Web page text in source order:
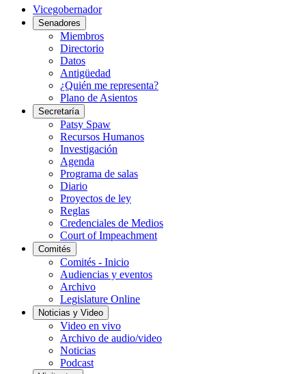
Vicegobernador
Senadores
Miembros
Directorio
Datos
Antigüedad
¿Quién me representa?
Plano de Asientos
Secretaría
Patsy Spaw
Recursos Humanos
Investigación
Agenda
Programa de salas
Diario
Proyectos de ley
Reglas
Credenciales de Medios
Court of Impeachment
Comités
Comités - Inicio
Audiencias y eventos
Archivo
Legislature Online
Noticias y Video
Video en vivo
Archivo de audio/video
Noticias
Podcast